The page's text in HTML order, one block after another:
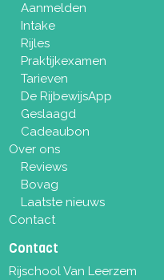
Aanmelden
Intake
Rijles
Praktijkexamen
Tarieven
De RijbewijsApp
Geslaagd
Cadeaubon
Over ons
Reviews
Bovag
Laatste nieuws
Contact
Contact
Rijschool Van Leerzem